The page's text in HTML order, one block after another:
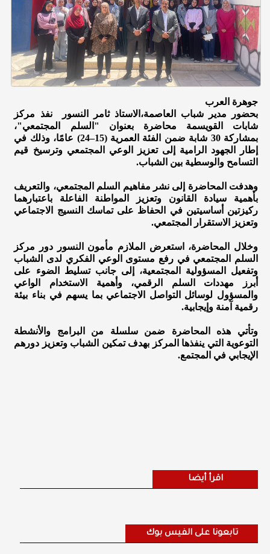
جوهرة العرب
بحضور مدير شباب العاصمة،الاستاذ ثامر النسور نفذ مركز
شابات القويسمة محاضرة بعنوان "السلم المجتمعي"،
بمشاركة 30 شابة ضمن الفئة العمرية (15–24) عامًا، وذلك في
إطار الجهود الرامية إلى تعزيز الوعي المجتمعي وترسيخ قيم
التسامح والوسطية بين الشباب.
وهدفت المحاضرة إلى نشر مفاهيم السلم المجتمعي، والتعريف
بأهمية سيادة القانون وتعزيز المواطنة الفاعلة باعتبارهما
ركيزتين أساسيتين في الحفاظ على تماسك النسيج الاجتماعي
وتعزيز الاستقرار المجتمعي.
وخلال المحاضرة، استعرض الملازم مأمون النسور دور مركز
السلم المجتمعي في رفع مستوى الوعي الفكري لدى الشباب
وتفعيل المسؤولية المجتمعية، إلى جانب تسليط الضوء على
أبرز مهددات السلم الرقمي، وأهمية الاستخدام الواعي
والمسؤول لوسائل التواصل الاجتماعي بما يسهم في بناء بيئة
رقمية آمنة وإيجابية.
وتأتي هذه المحاضرة ضمن سلسلة من البرامج والأنشطة
التوعوية التي ينفذها المركز بهدف تمكين الشباب وتعزيز دورهم
الإيجابي في المجتمع.
اقرأ أيضا
تابعونا على الفيس بوك